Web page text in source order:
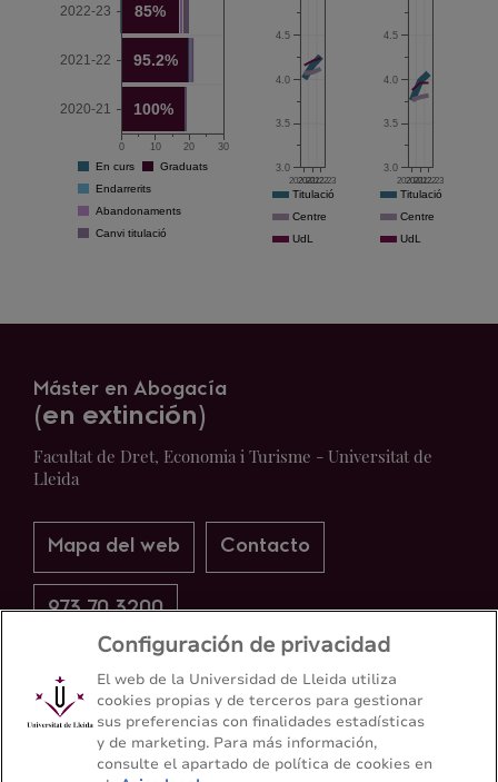
Máster en Abogacía
(en extinción)
Facultat de Dret, Economia i Turisme - Universitat de
Lleida
Mapa del web Contacto
973 70 3200
Configuración de privacidad
El web de la Universidad de Lleida utiliza
cookies propias y de terceros para gestionar
sus preferencias con finalidades estadísticas
y de marketing. Para más información,
consulte el apartado de política de cookies en